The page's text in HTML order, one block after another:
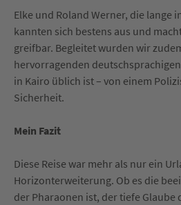
Elke und Roland Werner, die lange
kannten sich bestens aus und
greifbar. Begleitet wurden wir
hervorragenden
in Kairo üblich ist – von einem
Sicherheit.
Mein Fazit
Diese Reise war mehr als nur ein
Horizonterweiterung. Ob es die
der Pharaonen ist, der tiefe Glaube